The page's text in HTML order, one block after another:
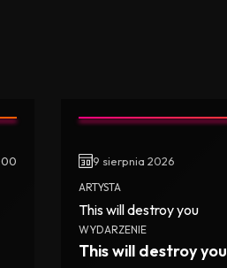
9 sierpnia 2026
ARTYSTA
This will destroy you
WYDARZENIE
This will destroy you